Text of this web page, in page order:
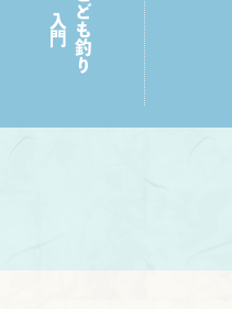
こども釣り
入門